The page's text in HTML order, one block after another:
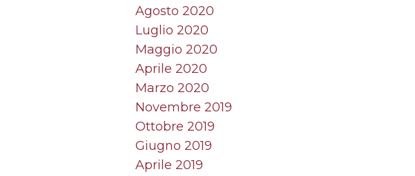
Agosto 2020
Luglio 2020
Maggio 2020
Aprile 2020
Marzo 2020
Novembre 2019
Ottobre 2019
Giugno 2019
Aprile 2019